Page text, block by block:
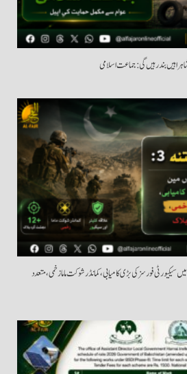
بند رہیں گی: جماعت اسلامی
علاقوں میں سیکیورٹی فورسز کی بڑی کامیابی، کمانڈر شوکت ماما زخمی، متعدد